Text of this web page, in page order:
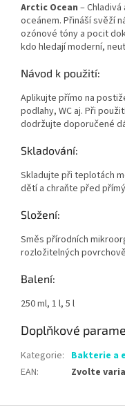
Arctic Ocean –
oceánem. Přináší svěží
ozónové tóny a pocit
kdo hledají moderní,
Návod k použití:
Aplikujte přímo na
podlahy, WC aj. Při
dodržujte doporučené
Skladování:
Skladujte při teplotách
dětí a chraňte před
Složení:
Směs přírodních
rozložitelných
Balení:
250 ml, 1 l, 5 l
Doplňkové
Kategorie: Bakterie a
EAN: Zvolte